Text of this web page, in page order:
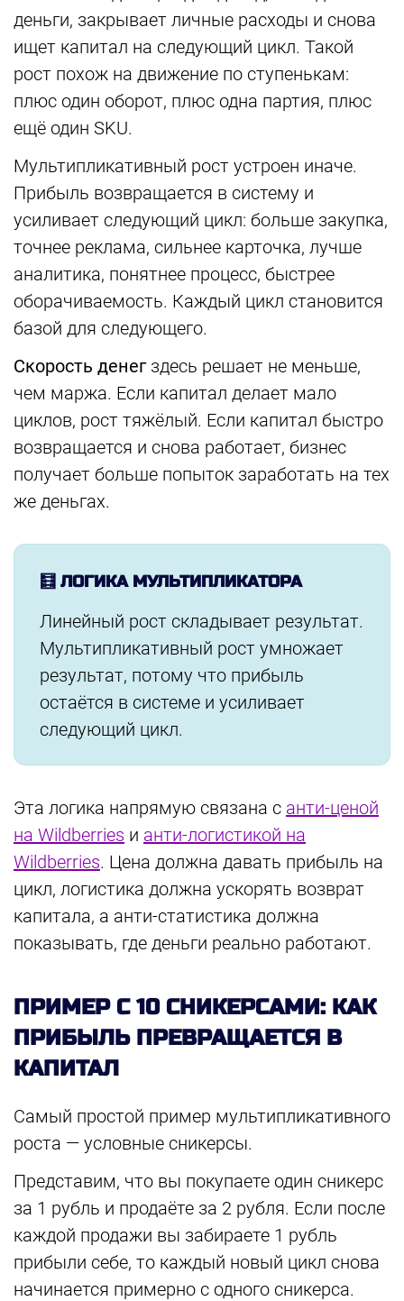
деньги, закрывает личные расходы и снова
ищет капитал на следующий цикл. Такой
рост похож на движение по ступенькам:
плюс один оборот, плюс одна партия, плюс
ещё один SKU.
Мультипликативный рост устроен иначе.
Прибыль возвращается в систему и
усиливает следующий цикл: больше закупка,
точнее реклама, сильнее карточка, лучше
аналитика, понятнее процесс, быстрее
оборачиваемость. Каждый цикл становится
базой для следующего.
Скорость денегздесь решает не меньше,
чем маржа. Если капитал делает мало
циклов, рост тяжёлый. Если капитал быстро
возвращается и снова работает, бизнес
получает больше попыток заработать на тех
же деньгах.
🧮 ЛОГИКА МУЛЬТИПЛИКАТОРА
Линейный рост складывает результат.
Мультипликативный рост умножает
результат, потому что прибыль
остаётся в системе и усиливает
следующий цикл.
Эта логика напрямую связана с анти-ценой
на Wildberries и анти-логистикой на
Wildberries. Цена должна давать прибыль на
цикл, логистика должна ускорять возврат
капитала, а анти-статистика должна
показывать, где деньги реально работают.
ПРИМЕР С 10 СНИКЕРСАМИ: КАК
ПРИБЫЛЬ ПРЕВРАЩАЕТСЯ В
КАПИТАЛ
Самый простой пример мультипликативного
роста — условные сникерсы.
Представим, что вы покупаете один сникерс
за 1 рубль и продаёте за 2 рубля. Если после
каждой продажи вы забираете 1 рубль
прибыли себе, то каждый новый цикл снова
начинается примерно с одного сникерса.